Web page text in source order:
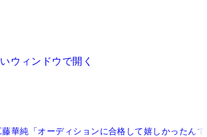
ウィンドウで開く
華純「オーディションに合格して嬉しかったん